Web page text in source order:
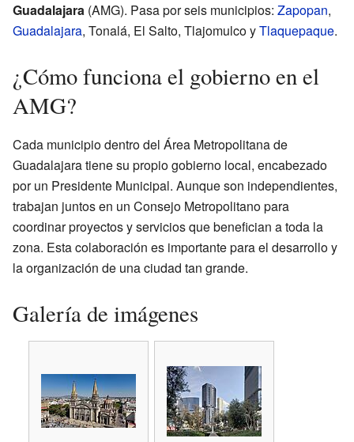
Guadalajara (AMG). Pasa por seis municipios: Zapopan,
Guadalajara, Tonalá, El Salto, Tlajomulco yTlaquepaque.
¿Cómo funciona el gobierno en el
AMG?
Cada municipio dentro del Área Metropolitana de
Guadalajara tiene su propio gobierno local, encabezado
por un Presidente Municipal. Aunque son independientes,
trabajan juntos en un Consejo Metropolitano para
coordinar proyectos y servicios que benefician a toda la
zona. Esta colaboración es importante para el desarrollo y
la organización de una ciudad tan grande.
Galería de imágenes